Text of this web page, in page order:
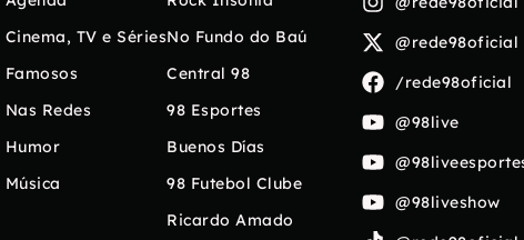
Cinema, TV e Séries
Famosos
Nas Redes
Humor
Música
No Fundo do Baú
Central 98
98 Esportes
Buenos Días
98 Futebol Clube
Ricardo Amado
@rede98oficial
/rede98oficial
@98live
@98liveshow